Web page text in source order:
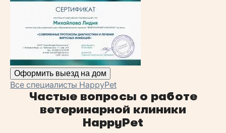
Оформить выезд на дом
Все специалисты HappyPet
Частые вопросы о работе
ветеринарной клиники
HappyPet